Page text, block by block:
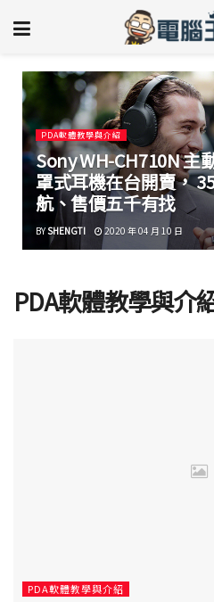
PDA軟體教學與介紹
Sony WH-CH710N 主
罩式耳機在台開賣，
航、售價五千有找
BYSHENGTI 2020 年 04 月 10 日
PDA軟體教學與介
PDA軟體教學與介紹